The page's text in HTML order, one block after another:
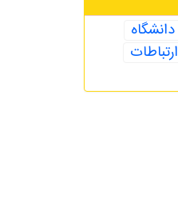
دانشگاه
ارتباطات